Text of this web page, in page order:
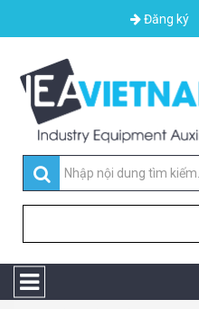
Đăng ký